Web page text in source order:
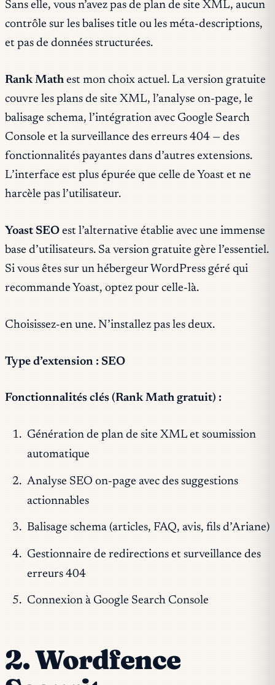
Sans elle, vous n’avez pas de plan de site XML, aucun
contrôle sur les balises title ou les méta-descriptions,
et pas de données structurées.
Rank Math est mon choix actuel. La version gratuite
couvre les plans de site XML, l’analyse on-page, le
balisage schema, l’intégration avec Google Search
Console et la surveillance des erreurs 404 — des
fonctionnalités payantes dans d’autres extensions.
L’interface est plus épurée que celle de Yoast et ne
harcèle pas l’utilisateur.
Yoast SEO est l’alternative établie avec une immense
base d’utilisateurs. Sa version gratuite gère l’essentiel.
Si vous êtes sur un hébergeur WordPress géré qui
recommande Yoast, optez pour celle-là.
Choisissez-en une. N’installez pas les deux.
Type d’extension : SEO
Fonctionnalités clés (Rank Math gratuit) :
Génération de plan de site XML et soumission
automatique
Analyse SEO on-page avec des suggestions
actionnables
Balisage schema (articles, FAQ, avis, fils d’Ariane)
Gestionnaire de redirections et surveillance des
erreurs 404
Connexion à Google Search Console
2. Wordfence